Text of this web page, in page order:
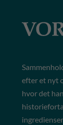
efter et nyt
hvor det